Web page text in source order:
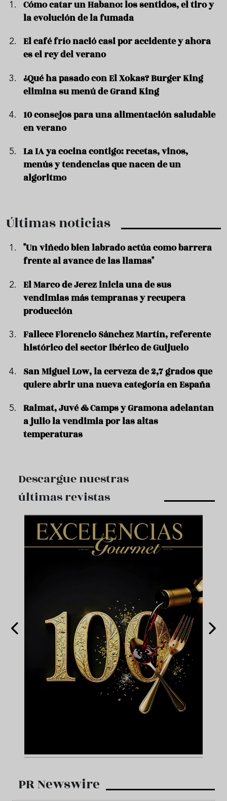
Cómo catar un Habano: los sentidos, el tiro y
la evolución de la fumada
El café frío nació casi por accidente y ahora
es el rey del verano
¿Qué ha pasado con El Xokas? Burger King
elimina su menú de Grand King
10 consejos para una alimentación saludable
en verano
La IA ya cocina contigo: recetas, vinos,
menús y tendencias que nacen de un
algoritmo
Últimas noticias
"Un viñedo bien labrado actúa como barrera
frente al avance de las llamas"
El Marco de Jerez inicia una de sus
vendimias más tempranas y recupera
producción
Fallece Florencio Sánchez Martín, referente
histórico del sector ibérico de Guijuelo
San Miguel Low, la cerveza de 2,7 grados que
quiere abrir una nueva categoría en España
Raimat, Juvé & Camps y Gramona adelantan
a julio la vendimia por las altas
temperaturas
Descargue nuestras
últimas revistas
PR Newswire